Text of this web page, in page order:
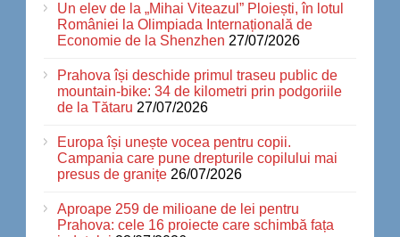
Un elev de la „Mihai Viteazul” Ploiești, în lotul
României la Olimpiada Internațională de
Economie de la Shenzhen 27/07/2026
Prahova își deschide primul traseu public de
mountain-bike: 34 de kilometri prin podgoriile
de la Tătaru 27/07/2026
Europa își unește vocea pentru copii.
Campania care pune drepturile copilului mai
presus de granițe 26/07/2026
Aproape 259 de milioane de lei pentru
Prahova: cele 16 proiecte care schimbă fața